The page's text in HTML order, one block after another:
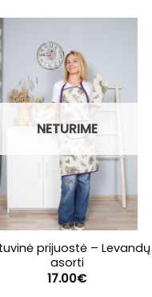
NETURIME
prijuostė – Levandų
asorti
17.00€